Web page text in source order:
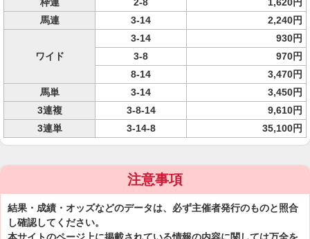
馬連
3-14 2,240円
ワイド
3-14
930円
3-8
970円
8-14
3,470円
馬単
3-14
3,450円
3連複
3-8-14
9,610円
3連単
3-14-8 35,100円
注意事項
結果・成績・オッズなどのデータは、必ず主催者発行のものと照合
し確認してください。